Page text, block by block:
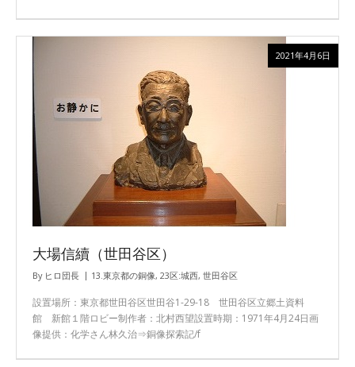
大場信續（世田谷区）
By ヒロ団長 13.東京都の銅像, 23区:城西, 世田谷区
設置場所：東京都世田谷区世田谷1-29-18 世田谷区立郷土資料
館 新館１階ロビー制作者：北村西望設置時期：1971年4月24日画
像提供：化学さん林久治⇒銅像探索記/f
2021年4月6日